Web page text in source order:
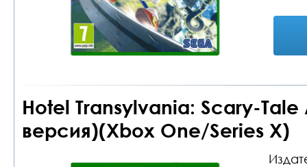
Hotel Transylvania: Scary-
версия)(Xbox One/Series X)